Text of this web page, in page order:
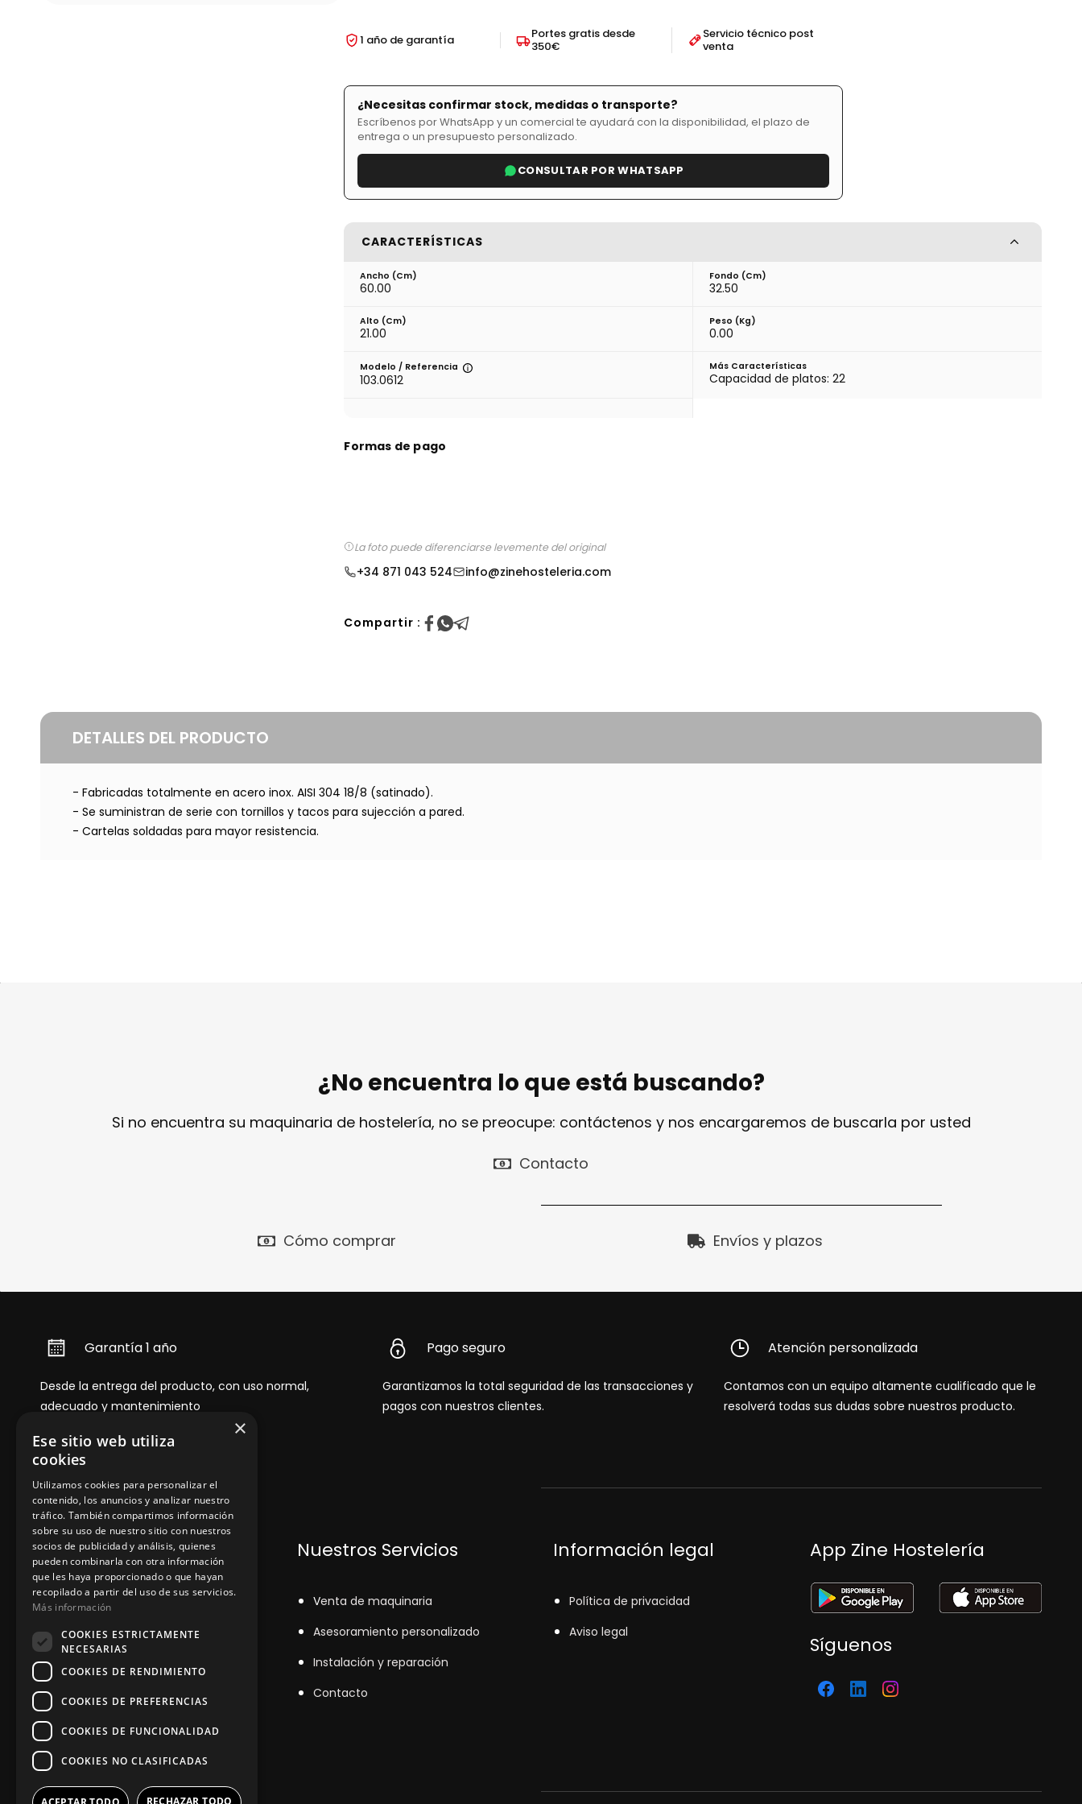
1 año de garantía
Portes gratis desde
350€
Servicio técnico post
venta
¿Necesitas confirmar stock, medidas o transporte?
Escríbenos por WhatsApp y un comercial te ayudará con la disponibilidad, el plazo de
entrega o un presupuesto personalizado.
CONSULTAR POR WHATSAPP
CARACTERÍSTICAS
Ancho (cm)
60.00
Fondo (cm)
32.50
Alto (cm)
21.00
Peso (kg)
0.00
Modelo / Referencia
103.0612
Más Características
Capacidad de platos: 22
Formas de pago
La foto puede diferenciarse levemente del original
+34 871 043 524 info@zinehosteleria.com
Compartir :
DETALLES DEL PRODUCTO
- Fabricadas totalmente en acero inox. AISI 304 18/8 (satinado).
- Se suministran de serie con tornillos y tacos para sujección a pared.
- Cartelas soldadas para mayor resistencia.
¿No encuentra lo que está buscando?
Si no encuentra su maquinaria de hostelería, no se preocupe: contáctenos y nos encargaremos de buscarla por usted
Contacto
Cómo comprar Envíos y plazos
Garantía 1 año
Desde la entrega del producto, con uso normal,
adecuado y mantenimiento
Pago seguro
Garantizamos la total seguridad de las transacciones y
pagos con nuestros clientes.
Atención personalizada
Contamos con un equipo altamente cualificado que le
resolverá todas sus dudas sobre nuestros producto.
Dónde encontrarnos
+34871043524
zinemarratxi@gmail.com
Balears
Nuestros Servicios
Venta de maquinaria
Asesoramiento personalizado
Instalación y reparación
Contacto
Información legal
Política de privacidad
Aviso legal
App Zine Hostelería
Síguenos
×
Ese sitio web utiliza
cookies
Utilizamos cookies para personalizar el
contenido, los anuncios y analizar nuestro
tráfico. También compartimos información
sobre su uso de nuestro sitio con nuestros
socios de publicidad y análisis, quienes
pueden combinarla con otra información
que les haya proporcionado o que hayan
recopilado a partir del uso de sus servicios.
Más información
COOKIES ESTRICTAMENTE
NECESARIAS
COOKIES DE RENDIMIENTO
COOKIES DE PREFERENCIAS
COOKIES DE FUNCIONALIDAD
COOKIES NO CLASIFICADAS
RECHAZAR TODO